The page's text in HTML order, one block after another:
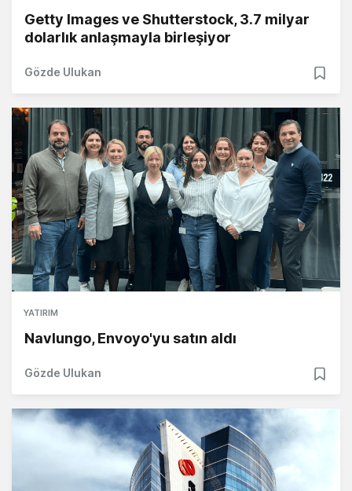
Getty Images ve Shutterstock, 3.7 milyar
dolarlık anlaşmayla birleşiyor
Gözde Ulukan
YATIRIM
Navlungo, Envoyo'yu satın aldı
Gözde Ulukan